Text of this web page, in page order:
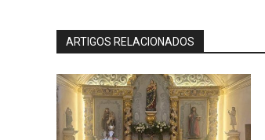
ARTIGOS RELACIONADOS